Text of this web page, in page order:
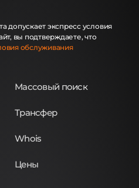
допускает экспресс условия
вы подтверждаете, что
обслуживания
Массовый поиск
Трансфер
Whois
Цены